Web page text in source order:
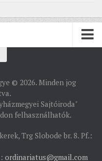
© 2026. Minden jog
Sajtóiroda"
felhasználhatók.
Trg Slobode br. 8. Pf.:
ordinariatus@gmail.com